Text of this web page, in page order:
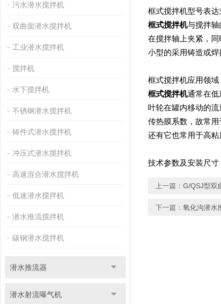
污水潜水搅拌机
双曲面潜水搅拌机
工业潜水搅拌机
搅拌机
水下搅拌机
不锈钢潜水搅拌机
铸件式潜水搅拌机
冲压式潜水搅拌机
高速混合潜水搅拌机
低速潜水搅拌机
潜水推流搅拌机
碳钢潜水搅拌机
潜水推流器
潜水射流曝气机
框式搅拌机型号表
框式搅拌机与搅拌轴
在搅拌轴上夹紧，
小型的采用铸造或
框式搅拌机应用领
框式搅拌机通常在低
叶轮在罐内移动的
传热膜系数，故常
还有它也常用于高
技术参数及安装
上一篇： G/QSJ型双
下一篇： 氧化沟潜水